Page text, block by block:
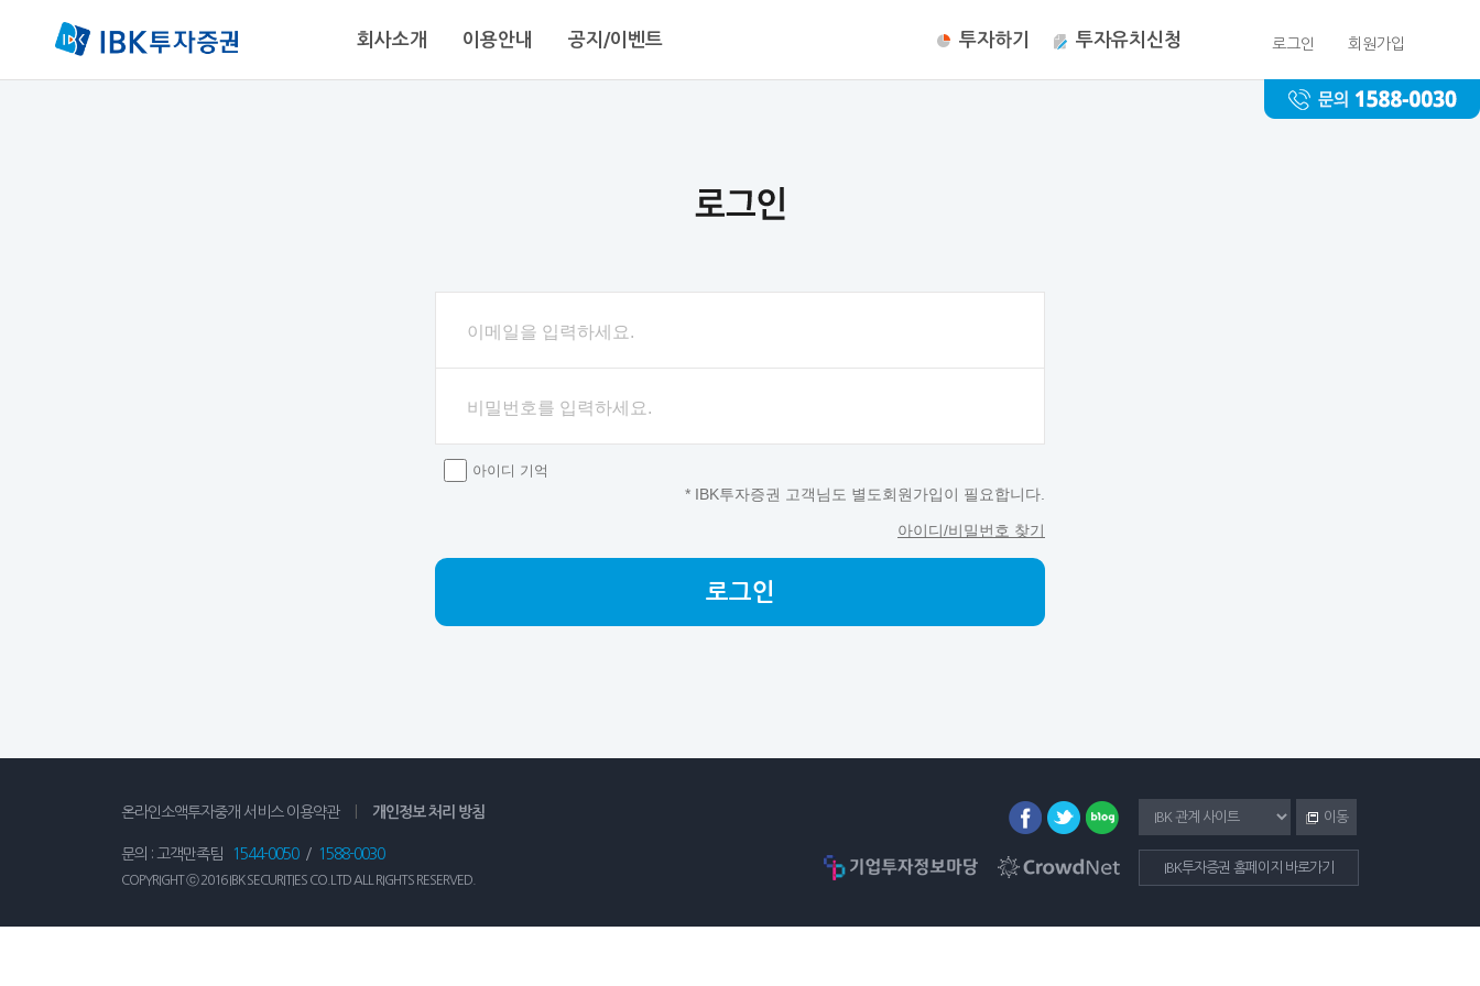
회사소개 이용안내 공지/이벤트 투자하기 투자유치신청 로그인 회원가입
이메일을 입력하세요.
비밀번호를 입력하세요.
아이디 기억
* IBK투자증권 고객님도 별도회원가입이 필요합니다.
아이디/비밀번호 찾기
로그인
온라인소액투자중개 서비스 이용약관 개인정보 처리 방침
문의 : 고객만족팀 1544-0050 / 1588-0030
COPYRIGHT ⓒ 2016 IBK SECURITIES CO.LTD ALL RIGHTS RESERVED.
이동
IBK투자증권 홈페이지 바로가기